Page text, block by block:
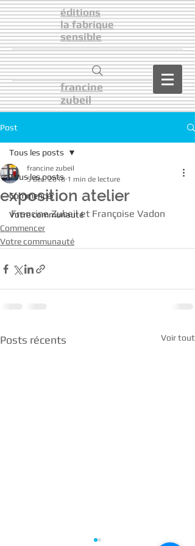
éditions
la fabrique
sensible
francine
zubeil
Post
Tous les posts
Commencer
Votre communauté
Tous les posts
exposition atelier
francine zubeil
5 déc. 2018 1 min de lecture
Francine Zubeil et Françoise Vadon
Commencer
Votre communauté
Posts récents Voir tout